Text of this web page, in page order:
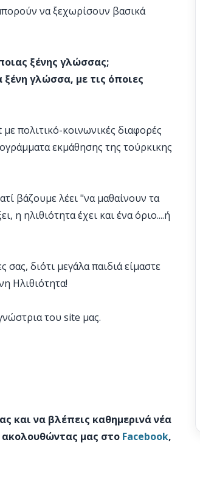
να ξεχωρίσουν βασικά
ξένης γλώσσας;
γλώσσα, με τις όποιες
πολιτικό-κοινωνικές διαφορές
εκμάθησης της τούρκικης
βάζουμε λέει "να μαθαίνουν τα
η ηλιθιότητα έχει και ένα όριο....ή
σας, διότι μεγάλα παιδιά είμαστε
Ηλιθιότητα!
του site μας.
και να βλέπεις καθημερινά νέα
ακολουθώντας μας στο Facebook,